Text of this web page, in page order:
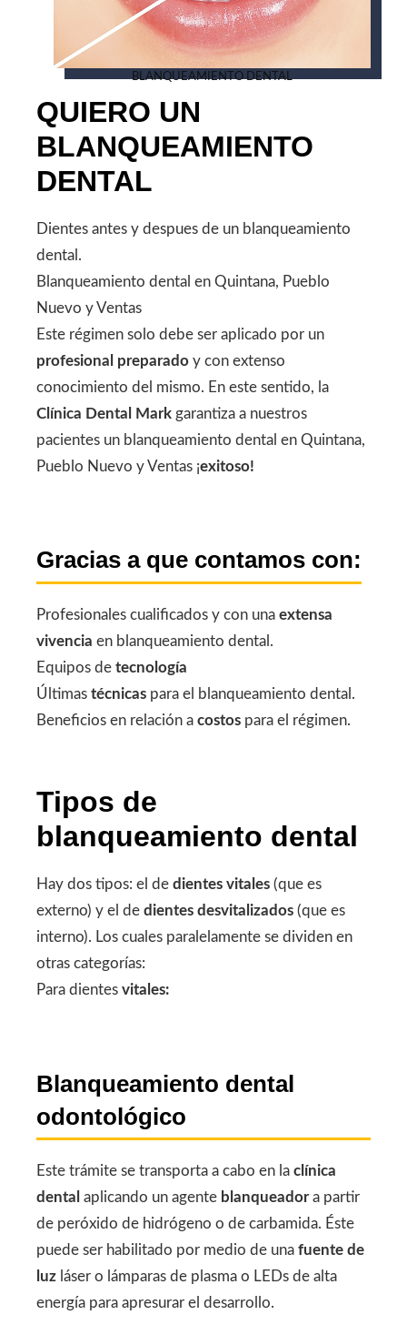
BLANQUEAMIENTO DENTAL
QUIERO UN
BLANQUEAMIENTO
DENTAL
Dientes antes y despues de un blanqueamiento
dental.
Blanqueamiento dental en Quintana, Pueblo
Nuevo y Ventas
Este régimen solo debe ser aplicado por un
profesional preparado y con extenso
conocimiento del mismo. En este sentido, la
Clínica Dental Mark garantiza a nuestros
pacientes un blanqueamiento dental en Quintana,
Pueblo Nuevo y Ventas ¡exitoso!
Gracias a que contamos con:
Profesionales cualificados y con una extensa
vivencia en blanqueamiento dental.
Equipos de tecnología
Últimas técnicas para el blanqueamiento dental.
Beneficios en relación a costos para el régimen.
Tipos de
blanqueamiento dental
Hay dos tipos: el de dientes vitales (que es
externo) y el de dientes desvitalizados (que es
interno). Los cuales paralelamente se dividen en
otras categorías:
Para dientes vitales:
Blanqueamiento dental
odontológico
Este trámite se transporta a cabo en la clínica
dental aplicando un agente blanqueadora partir
de peróxido de hidrógeno o de carbamida. Éste
puede ser habilitado por medio de una fuente de
luz láser o lámparas de plasma o LEDs de alta
energía para apresurar el desarrollo.